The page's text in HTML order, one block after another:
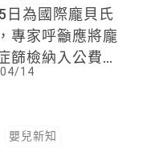
日為國際龐貝氏
專家呼籲應將龐
篩檢納入公費項
14
嬰兒新知